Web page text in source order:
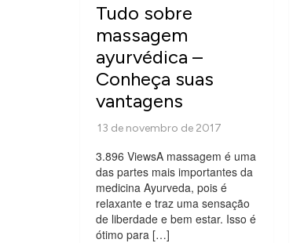
Tudo sobre
massagem
ayurvédica –
Conheça suas
vantagens
3.896 ViewsA massagem é uma
das partes mais importantes da
medicina Ayurveda, pois é
relaxante e traz uma sensação
de liberdade e bem estar. Isso é
ótimo para […]